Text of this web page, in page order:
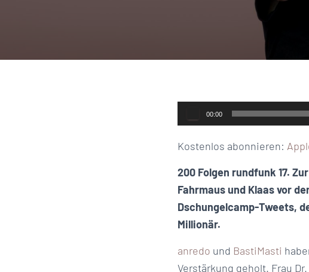
Audio-
Player
00:00
Kostenlos abonnieren:
200 Folgen rundfunk 17.
Fahrmaus und Klaas vor
Dschungelcamp-Tweets,
Millionär.
anredo und BastiMasti
Verstärkung geholt. Frau